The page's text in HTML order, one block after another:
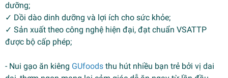
dưỡng;
✓ Dồi dào dinh dưỡng và lợi ích cho sức khỏe;
✓ Sản xuất theo công nghệ hiện đại, đạt chuẩn VSATTP
được bộ cấp phép;
- Nui gạo ăn kiêng GUfoods thu hút nhiều bạn trẻ bởi vị dai